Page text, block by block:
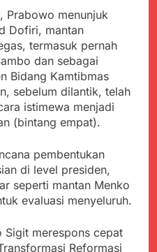
Anakterkait Dugaan
beli obat
Kadaluarsa,Ketua
4 DPRD
Sukabumi
Bicara
21, 2024
Perindah Gereja,
Satgas Yonif 310/KK
Lakukan Pengecatan
Dan Pembenahan
Juli 21, 2024
kab. Sukabumi
Bicara Terkait
akan Kadaluarsa
Puskesmas
Diduga Pembelian Obat
oleh Puskesmas di
Kab. Sukabumi yang
akan Kadaluarsa.
Juli 20, 2024
Tunjukan
Yonif 310/KK Berikan
Bantuan Duka Cita
Juli 20, 2024
Polda Jabar Beberkan
Prabowo menunjuk
Dofiri, mantan
termasuk pernah
dan sebagai
Bidang Kamtibmas
sebelum dilantik, telah
istimewa menjadi
(bintang empat).
pembentukan
di level presiden,
seperti mantan Menko
evaluasi menyeluruh.
Sigit merespons cepat
Reformasi